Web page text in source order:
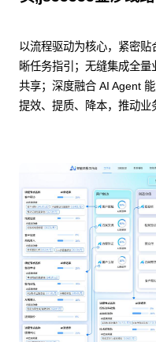
以流程驱动为核心，紧密
晰任务指引；无缝集成全
共享；深度融合 AI Agent
提效、提质、降本，推动业